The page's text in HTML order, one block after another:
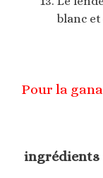
blanc et
Pour la
ingrédients